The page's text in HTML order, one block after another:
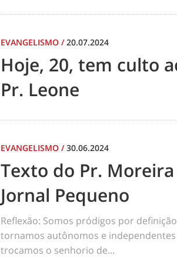
EVANGELISMO /20.07.2024
Hoje, 20, tem culto
Pr. Leone
EVANGELISMO /30.06.2024
Texto do Pr.
Jornal Pequeno
Reflexão: Somos pródigos por
tornamos autônomos e
trocamos o senhorio de...